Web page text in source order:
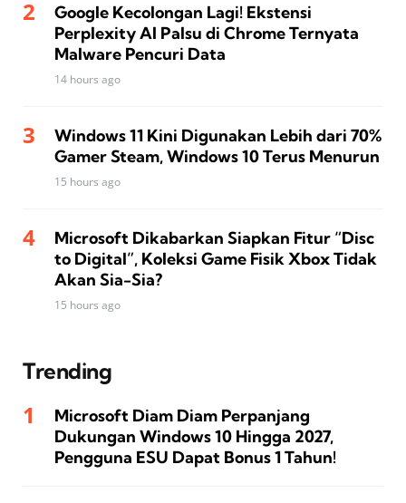
Google Kecolongan Lagi! Ekstensi
Perplexity AI Palsu di Chrome Ternyata
Malware Pencuri Data
14 hours ago
Windows 11 Kini Digunakan Lebih dari 70%
Gamer Steam, Windows 10 Terus Menurun
15 hours ago
Microsoft Dikabarkan Siapkan Fitur “Disc
to Digital”, Koleksi Game Fisik Xbox Tidak
Akan Sia-Sia?
15 hours ago
Trending
Microsoft Diam Diam Perpanjang
Dukungan Windows 10 Hingga 2027,
Pengguna ESU Dapat Bonus 1 Tahun!